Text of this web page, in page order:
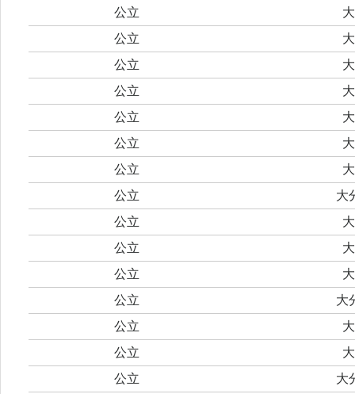
公立
公立
公立
公立
公立
公立
公立
公立
大
公立
公立
公立
公立
大
公立
公立
公立
大